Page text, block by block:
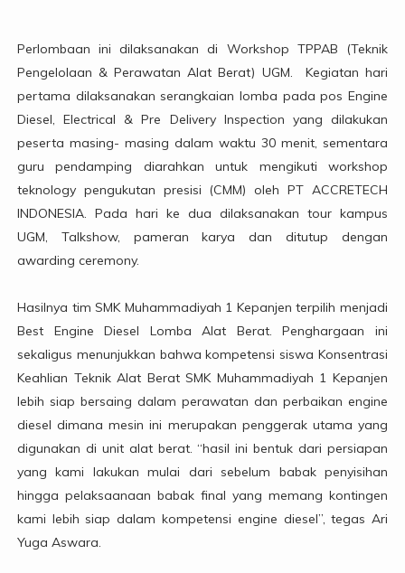
Perlombaan ini dilaksanakan di Workshop TPPAB (Teknik
Pengelolaan & Perawatan Alat Berat) UGM. Kegiatan hari
pertama dilaksanakan serangkaian lomba pada pos Engine
Diesel, Electrical & Pre Delivery Inspection yang dilakukan
peserta masing- masing dalam waktu 30 menit, sementara
guru pendamping diarahkan untuk mengikuti workshop
teknology pengukutan presisi (CMM) oleh PT ACCRETECH
INDONESIA. Pada hari ke dua dilaksanakan tour kampus
UGM, Talkshow, pameran karya dan ditutup dengan
awarding ceremony.
Hasilnya tim SMK Muhammadiyah 1 Kepanjen terpilih menjadi
Best Engine Diesel Lomba Alat Berat. Penghargaan ini
sekaligus menunjukkan bahwa kompetensi siswa Konsentrasi
Keahlian Teknik Alat Berat SMK Muhammadiyah 1 Kepanjen
lebih siap bersaing dalam perawatan dan perbaikan engine
diesel dimana mesin ini merupakan penggerak utama yang
digunakan di unit alat berat. “hasil ini bentuk dari persiapan
yang kami lakukan mulai dari sebelum babak penyisihan
hingga pelaksaanaan babak final yang memang kontingen
kami lebih siap dalam kompetensi engine diesel”, tegas Ari
Yuga Aswara.